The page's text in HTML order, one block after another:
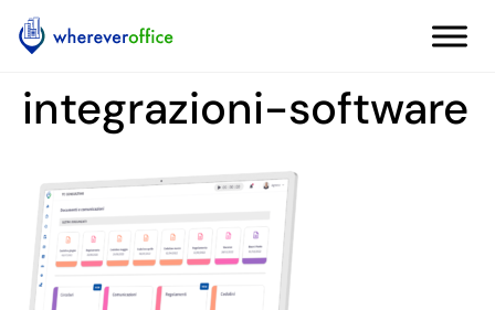
integrazioni-software